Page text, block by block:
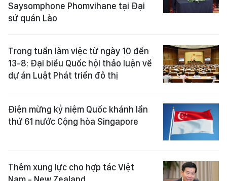
Saysomphone Phomvihane tại Đại
sứ quán Lào
Trong tuần làm việc từ ngày 10 đến
13-8: Đại biểu Quốc hội thảo luận về
dự án Luật Phát triển đô thị
Điện mừng kỷ niệm Quốc khánh lần
thứ 61 nước Cộng hòa Singapore
Thêm xung lực cho hợp tác Việt